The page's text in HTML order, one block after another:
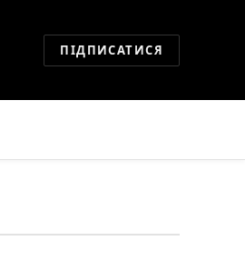
ПІДПИСАТИСЯ